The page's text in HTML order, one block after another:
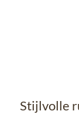
Stijlvolle